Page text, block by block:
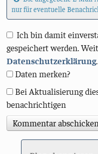
nur für eventuelle
Ich bin damit
gespeichert werden.
Datenschutzerklärung.
Daten merken?
Bei Aktualisierung
benachrichtigen